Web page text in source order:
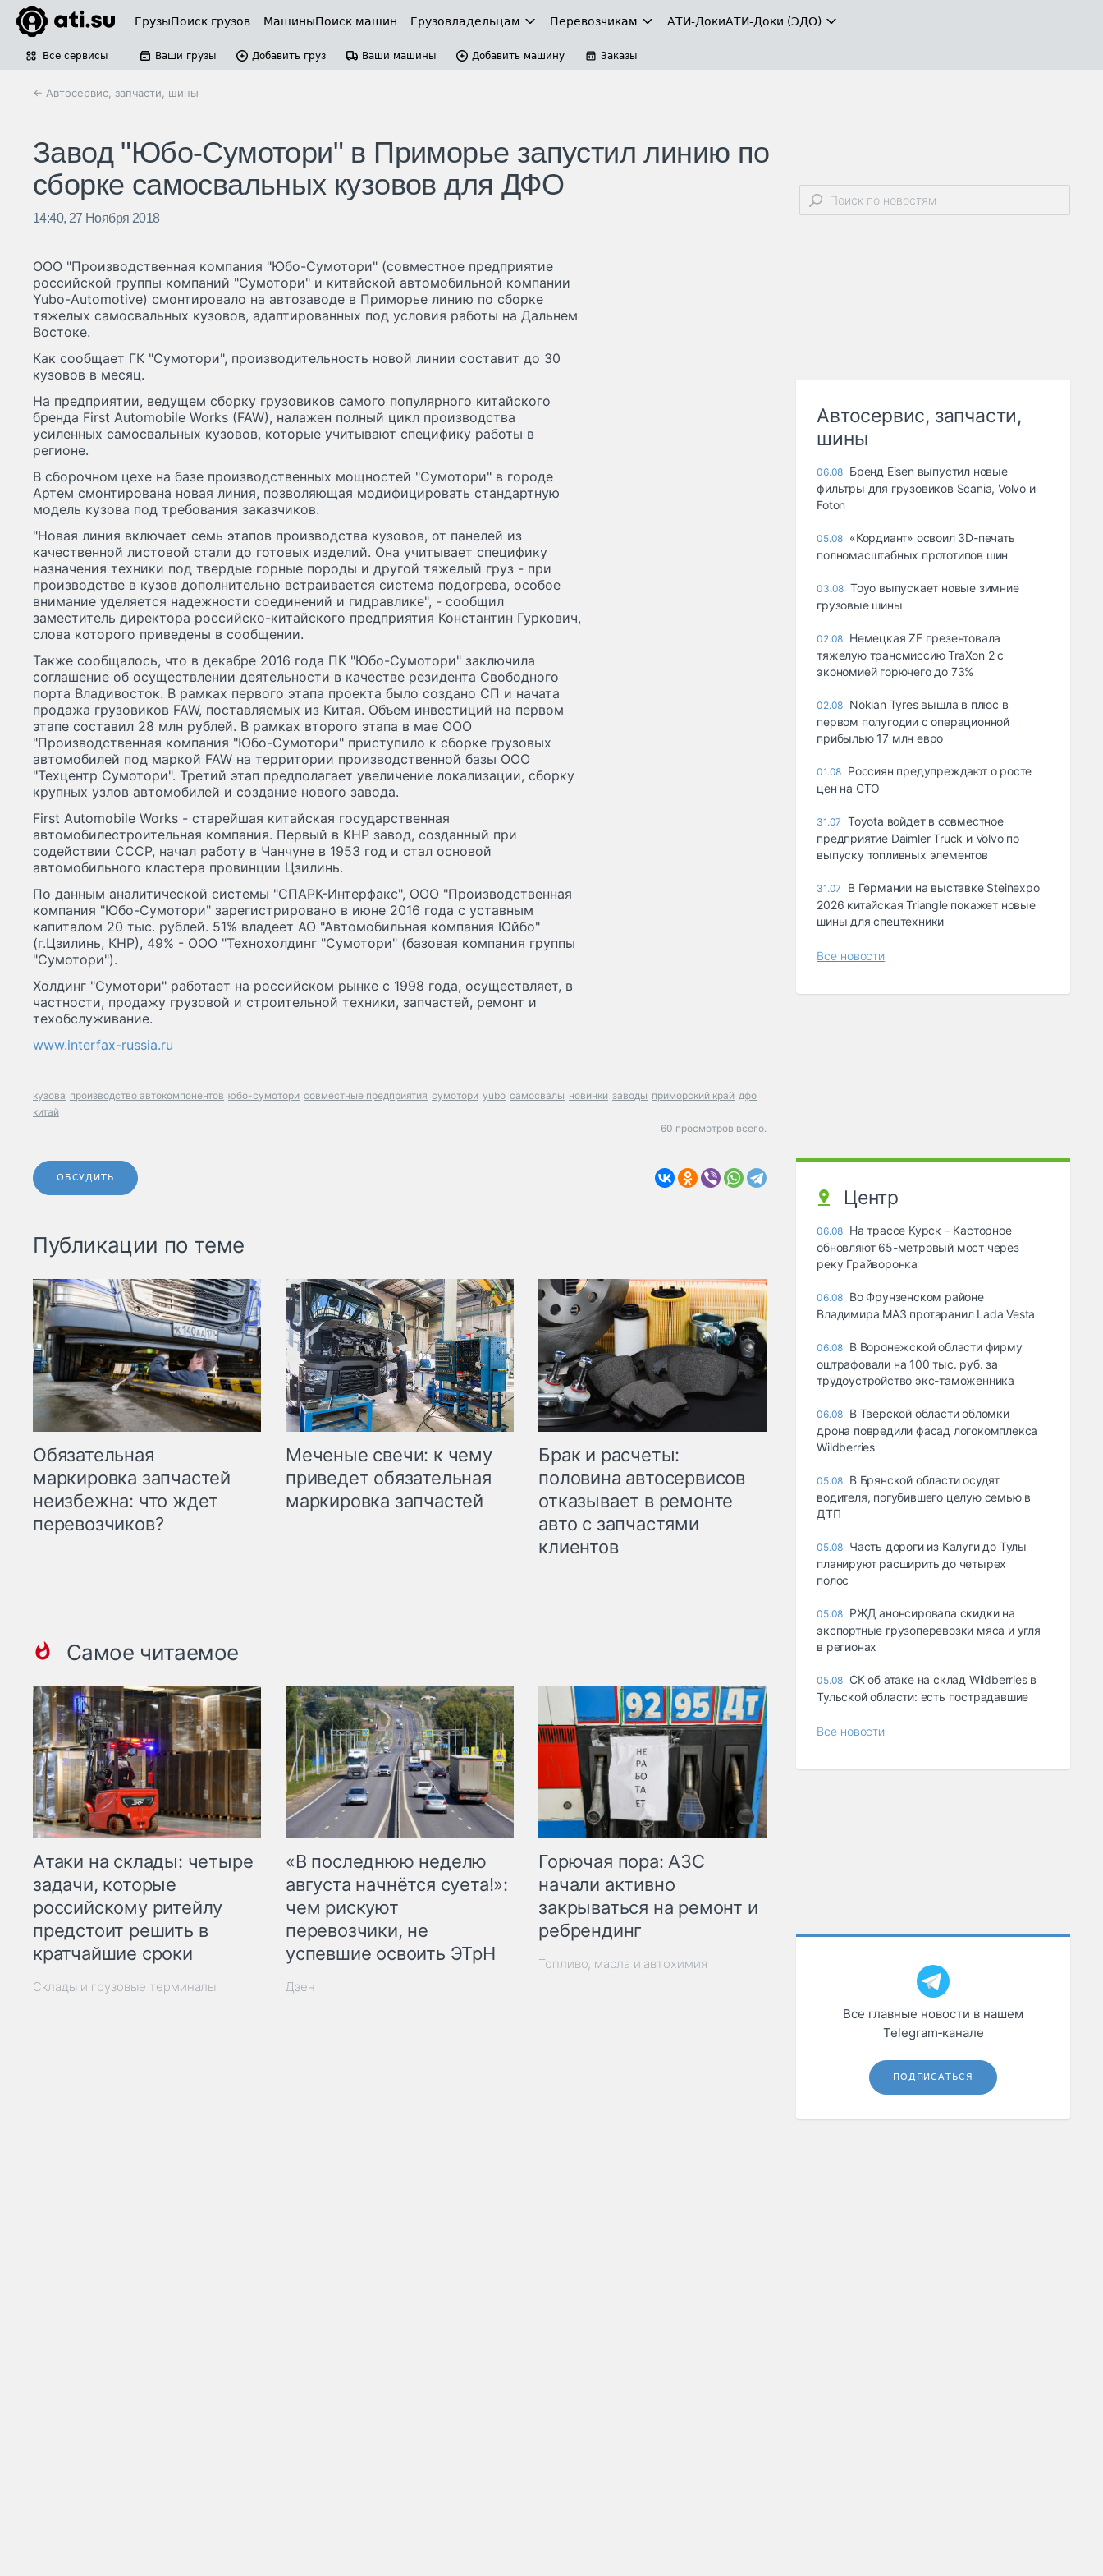
ГрузыПоиск грузов МашиныПоиск машин Грузовладельцам Перевозчикам АТИ-ДокиАТИ-Доки (ЭДО)
Все сервисы Ваши грузы Добавить груз Ваши машины Добавить машину Заказы
← Автосервис, запчасти, шины
Завод "Юбо-Сумотори" в Приморье запустил линию по
сборке самосвальных кузовов для ДФО
14:40, 27 Ноября 2018
ООО "Производственная компания "Юбо-Сумотори" (совместное предприятие
российской группы компаний "Сумотори" и китайской автомобильной компании
Yubo-Automotive) смонтировало на автозаводе в Приморье линию по сборке
тяжелых самосвальных кузовов, адаптированных под условия работы на Дальнем
Востоке.
Как сообщает ГК "Сумотори", производительность новой линии составит до 30
кузовов в месяц.
На предприятии, ведущем сборку грузовиков самого популярного китайского
бренда First Automobile Works (FAW), налажен полный цикл производства
усиленных самосвальных кузовов, которые учитывают специфику работы в
регионе.
В сборочном цехе на базе производственных мощностей "Сумотори" в городе
Артем смонтирована новая линия, позволяющая модифицировать стандартную
модель кузова под требования заказчиков.
"Новая линия включает семь этапов производства кузовов, от панелей из
качественной листовой стали до готовых изделий. Она учитывает специфику
назначения техники под твердые горные породы и другой тяжелый груз - при
производстве в кузов дополнительно встраивается система подогрева, особое
внимание уделяется надежности соединений и гидравлике", - сообщил
заместитель директора российско-китайского предприятия Константин Гуркович,
слова которого приведены в сообщении.
Также сообщалось, что в декабре 2016 года ПК "Юбо-Сумотори" заключила
соглашение об осуществлении деятельности в качестве резидента Свободного
порта Владивосток. В рамках первого этапа проекта было создано СП и начата
продажа грузовиков FAW, поставляемых из Китая. Объем инвестиций на первом
этапе составил 28 млн рублей. В рамках второго этапа в мае ООО
"Производственная компания "Юбо-Сумотори" приступило к сборке грузовых
автомобилей под маркой FAW на территории производственной базы ООО
"Техцентр Сумотори". Третий этап предполагает увеличение локализации, сборку
крупных узлов автомобилей и создание нового завода.
First Automobile Works - старейшая китайская государственная
автомобилестроительная компания. Первый в КНР завод, созданный при
содействии СССР, начал работу в Чанчуне в 1953 год и стал основой
автомобильного кластера провинции Цзилинь.
По данным аналитической системы "СПАРК-Интерфакс", ООО "Производственная
компания "Юбо-Сумотори" зарегистрировано в июне 2016 года с уставным
капиталом 20 тыс. рублей. 51% владеет АО "Автомобильная компания Юйбо"
(г.Цзилинь, КНР), 49% - ООО "Технохолдинг "Сумотори" (базовая компания группы
"Сумотори").
Холдинг "Сумотори" работает на российском рынке с 1998 года, осуществляет, в
частности, продажу грузовой и строительной техники, запчастей, ремонт и
техобслуживание.
www.interfax-russia.ru
кузова производство автокомпонентов юбо-сумотори совместные предприятия сумотори yubo самосвалы новинки заводы приморский край дфо
китай
60 просмотров всего.
ОБСУДИТЬ
Публикации по теме
Обязательная
маркировка запчастей
неизбежна: что ждет
перевозчиков?
Меченые свечи: к чему
приведет обязательная
маркировка запчастей
Брак и расчеты:
половина автосервисов
отказывает в ремонте
авто с запчастями
клиентов
Самое читаемое
Атаки на склады: четыре
задачи, которые
российскому ритейлу
предстоит решить в
кратчайшие сроки
Склады и грузовые терминалы
«В последнюю неделю
августа начнётся суета!»:
чем рискуют
перевозчики, не
успевшие освоить ЭТрН
Дзен
Горючая пора: АЗС
начали активно
закрываться на ремонт и
ребрендинг
Топливо, масла и автохимия
Автосервис, запчасти,
шины
06.08 Бренд Eisen выпустил новые
фильтры для грузовиков Scania, Volvo и
Foton
05.08 «Кордиант» освоил 3D-печать
полномасштабных прототипов шин
03.08 Toyo выпускает новые зимние
грузовые шины
02.08 Немецкая ZF презентовала
тяжелую трансмиссию TraXon 2 с
экономией горючего до 73%
02.08 Nokian Tyres вышла в плюс в
первом полугодии с операционной
прибылью 17 млн евро
01.08 Россиян предупреждают о росте
цен на СТО
31.07
Toyota войдет в совместное
предприятие Daimler Truck и Volvo по
выпуску топливных элементов
31.07
В Германии на выставке Steinexpo
2026 китайская Triangle покажет новые
шины для спецтехники
Все новости
Центр
06.08 На трассе Курск – Касторное
обновляют 65-метровый мост через
реку Грайворонка
06.08 Во Фрунзенском районе
Владимира МАЗ протаранил Lada Vesta
06.08 В Воронежской области фирму
оштрафовали на 100 тыс. руб. за
трудоустройство экс-таможенника
06.08 В Тверской области обломки
дрона повредили фасад логокомплекса
Wildberries
05.08 В Брянской области осудят
водителя, погубившего целую семью в
ДТП
05.08 Часть дороги из Калуги до Тулы
планируют расширить до четырех
полос
05.08 РЖД анонсировала скидки на
экспортные грузоперевозки мяса и угля
в регионах
05.08 СК об атаке на склад Wildberries в
Тульской области: есть пострадавшие
Все новости
Все главные новости в нашем
Telegram‑канале
ПОДПИСАТЬСЯ